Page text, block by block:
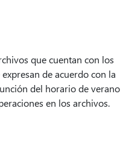
que cuentan con los
de acuerdo con la
del horario de verano
en los archivos.